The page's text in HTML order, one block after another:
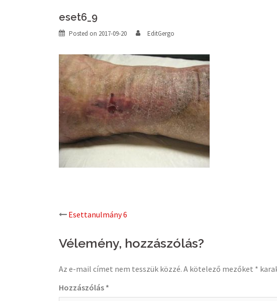
eset6_9
Posted on 2017-09-20 EditGergo
Post
navigation
Esettanulmány 6
Vélemény, hozzászólás?
Az e-mail címet nem tesszük közzé. A kötelező mezőket *
Hozzászólás *